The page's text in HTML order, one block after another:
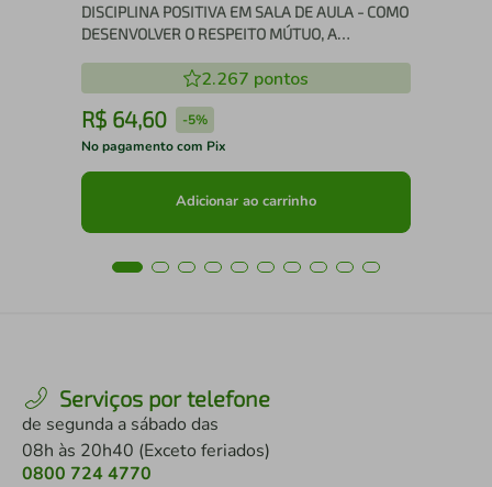
DISCIPLINA POSITIVA EM SALA DE AULA - COMO
DESENVOLVER O RESPEITO MÚTUO, A
2.267 pontos
R$ 64,60 -5%
No pagamento com Pix
Adicionar ao carrinho
Serviços por telefone
de segunda a sábado das
08h às 20h40 (Exceto feriados)
0800 724 4770